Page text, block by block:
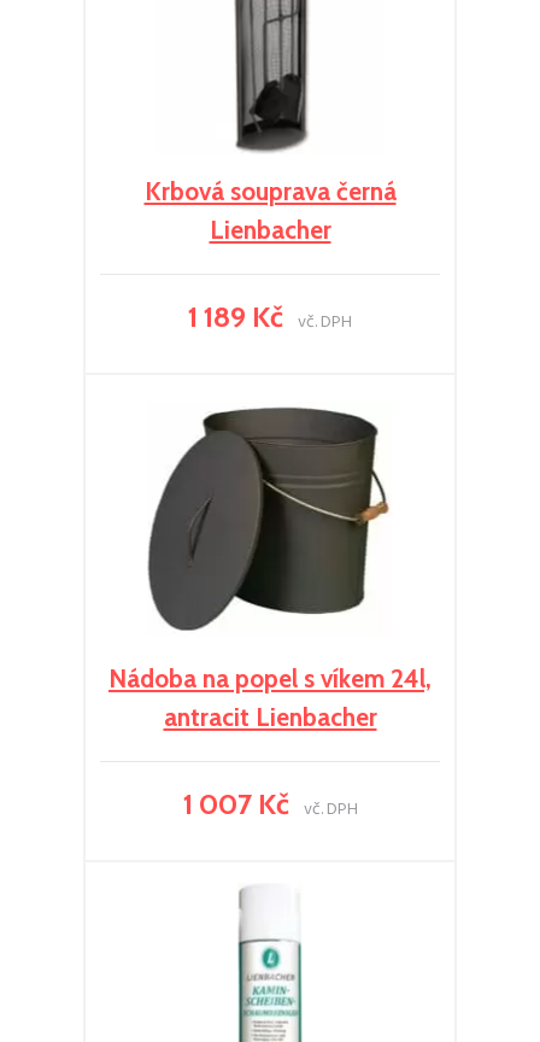
Krbová souprava černá
Lienbacher
1 189 Kč vč. DPH
Nádoba na popel s víkem 24l,
antracit Lienbacher
1 007 Kč vč. DPH